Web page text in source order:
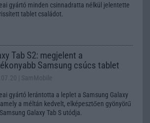
gyártó minden csinnadratta nélkül jelentette
tablet családot.
Tab S2: megjelent a
Samsung csúcs tablet
| SamMobile
gyártó lerántotta a leplet a Samsung Galaxy
a méltán kedvelt, elképesztően gyönyörű
Galaxy Tab S utódja.